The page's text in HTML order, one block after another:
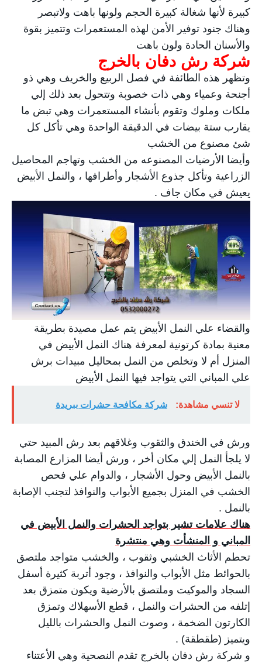
كبيرة لأنها شغالة كبيرة الحجم ولونها باهت ولاتبصر
وهناك جنود توفير الأمن لهذه المستعمرات وتتميز بقوة
والأسنان الحادة ولون باهت
شركة رش دفان بالخرج
وتظهر هذه الطائفة في فصل الربيع والخريف وهي ذو
أجنحة وعمياء وهي ذات خصوبة وتتحول بعد ذلك إلي
ملكات وملوك وتقوم بأنشاء المستعمرات وهي تبض ما
يقارب ستة بيضات في الدقيقة الواحدة وهي تأكل كل
شئ مصنوع من الخشب
وأيضا الأرضيات المصنوعه من الخشب وتهاجم المحاصيل
الزراعية وتأكل جذوع الأشجار وأطرافها ، والنمل الأبيض
يعيش في مكان جاف .
والقضاء علي النمل الأبيض يتم عمل مصيدة بطريقة
معنية بمادة كرتونية لمعرفة هناك النمل الأبيض في
المنزل أم لا وتخلص من النمل بمحاليل مبيدات برش
علي المباني التي يتواجد فيها النمل الأبيض
لا تنسي مشاهدة: شركة مكافحة حشرات ببريدة
ورش في الخندق والثقوب وغلاقهم بعد رش المبيد حتي
لا يلجأ النمل إلي مكان أخر ، ورش أيضا المزارع المصابة
بالنمل الأبيض وحول الأشجار ، والدوام علي فحص
الخشب في المنزل بجميع الأبواب والنوافذ لتجنب الإصابة
بالنمل .
هناك علامات تشير بتواجد الحشرات والنمل الأبيض في
المباني و المنشأت وهي منتشرة
تحطم الأثاث الخشبي وثقوب ، والخشب متواجد ملتصق
بالحوائط مثل الأبواب والنوافذ ، وجود أتربة كثيرة أسفل
السجاد والموكيت وملتصق بالأرضية ويكون متمزق بعد
إتلفه من الحشرات والنمل ، قطع الأسهلاك وتمزق
الكارتون الضخمة ، وصوت النمل والحشرات بالليل
ويتميز (طقطقة) .
و شركة رش دفان بالخرج تقدم النصحية وهي الأعتناء